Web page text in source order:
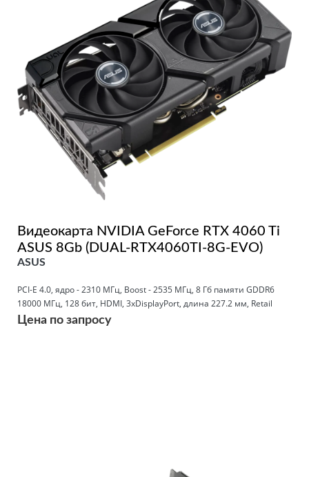
Видеокарта NVIDIA GeForce RTX 4060 Ti
ASUS 8Gb (DUAL-RTX4060TI-8G-EVO)
ASUS
PCI-E 4.0, ядро - 2310 МГц, Boost - 2535 МГц, 8 Гб памяти GDDR6
18000 МГц, 128 бит, HDMI, 3xDisplayPort, длина 227.2 мм, Retail
Цена по запросу